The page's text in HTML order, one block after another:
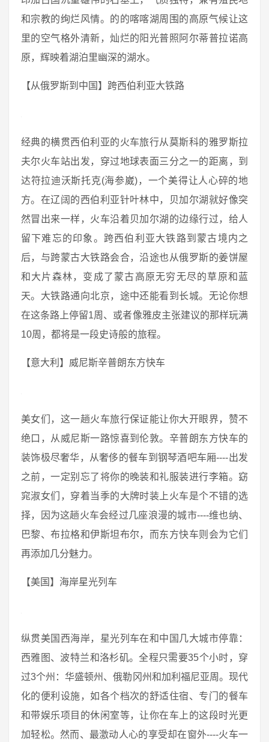
和宗教的绚烂风情。的的喀喀湖周围的高原气候让这
里的空气格外清新，灿烂的阳光普照阿尔蒂普拉诺高
原，辉映着湖泊里幽深的湖水。
【从俄罗斯到中国】跨西伯利亚大铁路
经典的横贯西伯利亚的火车旅行从莫斯科的雅罗斯拉
夫尔火车站出发，穿过地球表面三分之一的距离，到
达符拉迪沃斯托克(海参崴)，一个美得让人心碎的地
方。在辽阔的西伯利亚针叶林中，贝加尔湖就好像突
然冒出来一样，火车沿着贝加尔湖的边缘行过，给人
留下难忘的印象。跨西伯利亚大铁路到蒙古境内之
后，与跨蒙古大铁路会合，沿途也从俄罗斯的姜饼屋
和大片森林，变成了蒙古高原无穷无尽的草原和蓝
天。大铁路通向北京，途中还能看到长城。无论你想
在这条路上停留1周、或者像雅皮主张建议的那样玩满
10周，都将是一段史诗般的旅程。
【意大利】威尼斯辛普朗东方快车
美女们，这一趟火车旅行保证能让你大开眼界，赞不
绝口，从威尼斯一路惊喜到伦敦。辛普朗东方快车的
装饰极尽奢华，从奢侈的餐车到钢琴酒吧车厢----出发
之前，一定别忘了将你的晚装和礼服装进行李箱。窈
窕淑女们，穿着当季的大牌时装上火车是个不错的选
择，因为这趟火车会经过几座浪漫的城市----维也纳、
巴黎、布拉格和伊斯坦布尔，而东方快车则会为它们
再添加几分魅力。
【美国】海岸星光列车
纵贯美国西海岸，星光列车在和中国几大城市停靠：
西雅图、波特兰和洛杉矶。全程只需要35个小时，穿
过3个州：华盛顿州、俄勒冈州和加利福尼亚周。现代
化的便利设施，如各个档次的舒适住宿、专门的餐车
和带娱乐项目的休闲室等，让你在车上的这段时光更
加轻松。然而、最激动人心的享受却在窗外----火车一